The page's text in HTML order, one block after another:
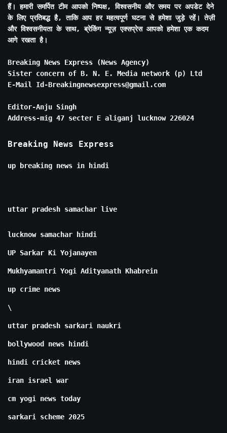
हैं। हमारी समर्पित टीम आपको निष्पक्ष, विश्वसनीय और समय पर अपडेट देने
के लिए प्रतिबद्ध है, ताकि आप हर महत्वपूर्ण घटना से हमेशा जुड़े रहें। तेज़ी
और विश्वसनीयता के साथ, ब्रेकिंग न्यूज़ एक्सप्रेस आपको हमेशा एक कदम
आगे रखता है।
Breaking News Express (News Agency)
Sister concern of B. N. E. Media network (p) Ltd
E-Mail Id-Breakingnewsexpress@gmail.com
Editor-Anju Singh
Address-mig 47 secter E aliganj lucknow 226024
Breaking News Express
up breaking news in hindi
uttar pradesh samachar live
lucknow samachar hindi
UP Sarkar Ki Yojanayen
Mukhyamantri Yogi Adityanath Khabrein
up crime news
\
uttar pradesh sarkari naukri
bollywood news hindi
hindi cricket news
iran israel war
cm yogi news today
sarkari scheme 2025